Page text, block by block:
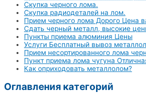
Скупка черного лома.
Скупка радиодеталей на лом.
Прием черного лома Дорого Цена
Сдать черный металл, высокие
Пункты приема алюминия Цены
Услуги Бесплатный вывоз
Прием несортированного лома
Пункт приема лома чугуна
Как оприходовать металлолом?
Оглавления категорий